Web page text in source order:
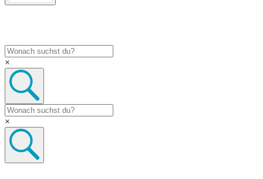
×
×